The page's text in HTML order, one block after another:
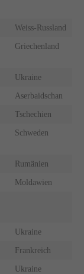
Weiss-Russland
Griechenland
Ukraine
Aserbaidschan
Tschechien
Schweden
Rumänien
Moldawien
Ukraine
Frankreich
Ukraine